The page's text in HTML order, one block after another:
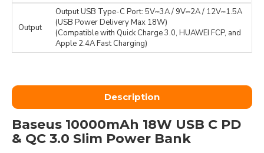
Output
Output USB Type-C Port: 5V⎓3A / 9V⎓2A / 12V⎓1.5A
(USB Power Delivery Max 18W)
(Compatible with Quick Charge 3.0, HUAWEI FCP, and
Apple 2.4A Fast Charging)
Description
Baseus 10000mAh 18W USB C PD
& QC 3.0 Slim Power Bank